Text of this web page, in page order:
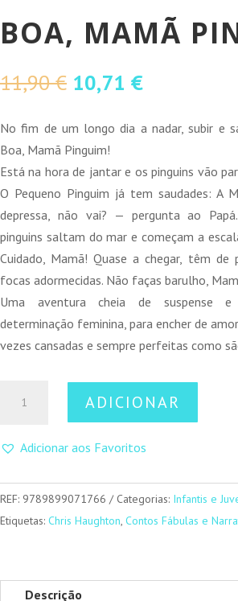
BOA, MAMÃ
11,90€ O
original
era:
11,90 €.
10,71 €O
atual
10,71 €.
No fim de um longo dia a nadar, subir e
Boa, Mamã Pinguim!
Está na hora de jantar e os pinguins vão
O Pequeno Pinguim já tem saudades: A
depressa, não vai? — pergunta ao
pinguins saltam do mar e começam a
Cuidado, Mamã! Quase a chegar, têm de
focas adormecidas. Não faças barulho,
Uma aventura cheia de suspense
determinação feminina, para encher de
vezes cansadas e sempre perfeitas como
Mamã
ADICIONAR
Adicionar aos Favoritos
REF: 9789899071766 Categorias: Infantis e
Etiquetas: Chris Haughton Contos Fábulas e
Descrição